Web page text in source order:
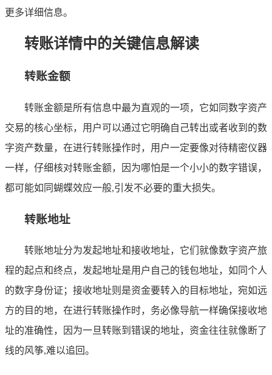
更多详细信息。
转账详情中的关键信息解读
转账金额
转账金额是所有信息中最为直观的一项，它如同数字资产
交易的核心坐标，用户可以通过它明确自己转出或者收到的数
字资产数量，在进行转账操作时，用户一定要像对待精密仪器
一样，仔细核对转账金额，因为哪怕是一个小小的数字错误，
都可能如同蝴蝶效应一般,引发不必要的重大损失。
转账地址
转账地址分为发起地址和接收地址，它们就像数字资产旅
程的起点和终点，发起地址是用户自己的钱包地址，如同个人
的数字身份证；接收地址则是资金要转入的目标地址，宛如远
方的目的地，在进行转账操作时，务必像导航一样确保接收地
址的准确性，因为一旦转账到错误的地址，资金往往就像断了
线的风筝,难以追回。